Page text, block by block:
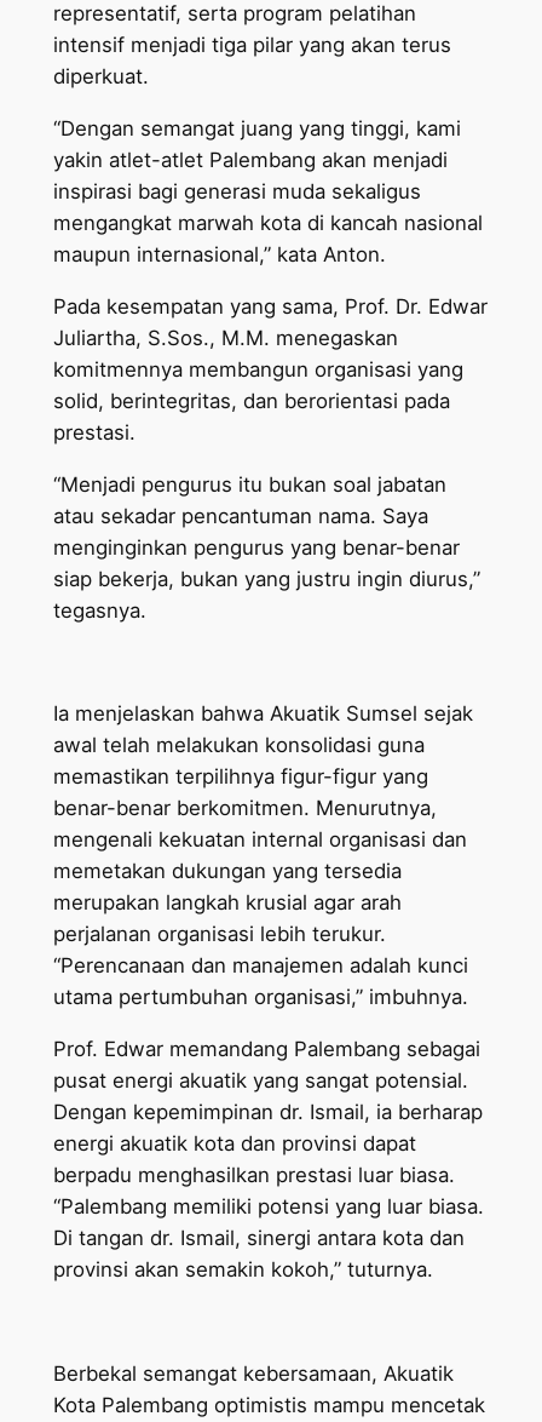
representatif, serta program pelatihan
intensif menjadi tiga pilar yang akan terus
diperkuat.
“Dengan semangat juang yang tinggi, kami
yakin atlet-atlet Palembang akan menjadi
inspirasi bagi generasi muda sekaligus
mengangkat marwah kota di kancah nasional
maupun internasional,” kata Anton.
Pada kesempatan yang sama, Prof. Dr. Edwar
Juliartha, S.Sos., M.M. menegaskan
komitmennya membangun organisasi yang
solid, berintegritas, dan berorientasi pada
prestasi.
“Menjadi pengurus itu bukan soal jabatan
atau sekadar pencantuman nama. Saya
menginginkan pengurus yang benar-benar
siap bekerja, bukan yang justru ingin diurus,”
tegasnya.
Ia menjelaskan bahwa Akuatik Sumsel sejak
awal telah melakukan konsolidasi guna
memastikan terpilihnya figur-figur yang
benar-benar berkomitmen. Menurutnya,
mengenali kekuatan internal organisasi dan
memetakan dukungan yang tersedia
merupakan langkah krusial agar arah
perjalanan organisasi lebih terukur.
“Perencanaan dan manajemen adalah kunci
utama pertumbuhan organisasi,” imbuhnya.
Prof. Edwar memandang Palembang sebagai
pusat energi akuatik yang sangat potensial.
Dengan kepemimpinan dr. Ismail, ia berharap
energi akuatik kota dan provinsi dapat
berpadu menghasilkan prestasi luar biasa.
“Palembang memiliki potensi yang luar biasa.
Di tangan dr. Ismail, sinergi antara kota dan
provinsi akan semakin kokoh,” tuturnya.
Berbekal semangat kebersamaan, Akuatik
Kota Palembang optimistis mampu mencetak